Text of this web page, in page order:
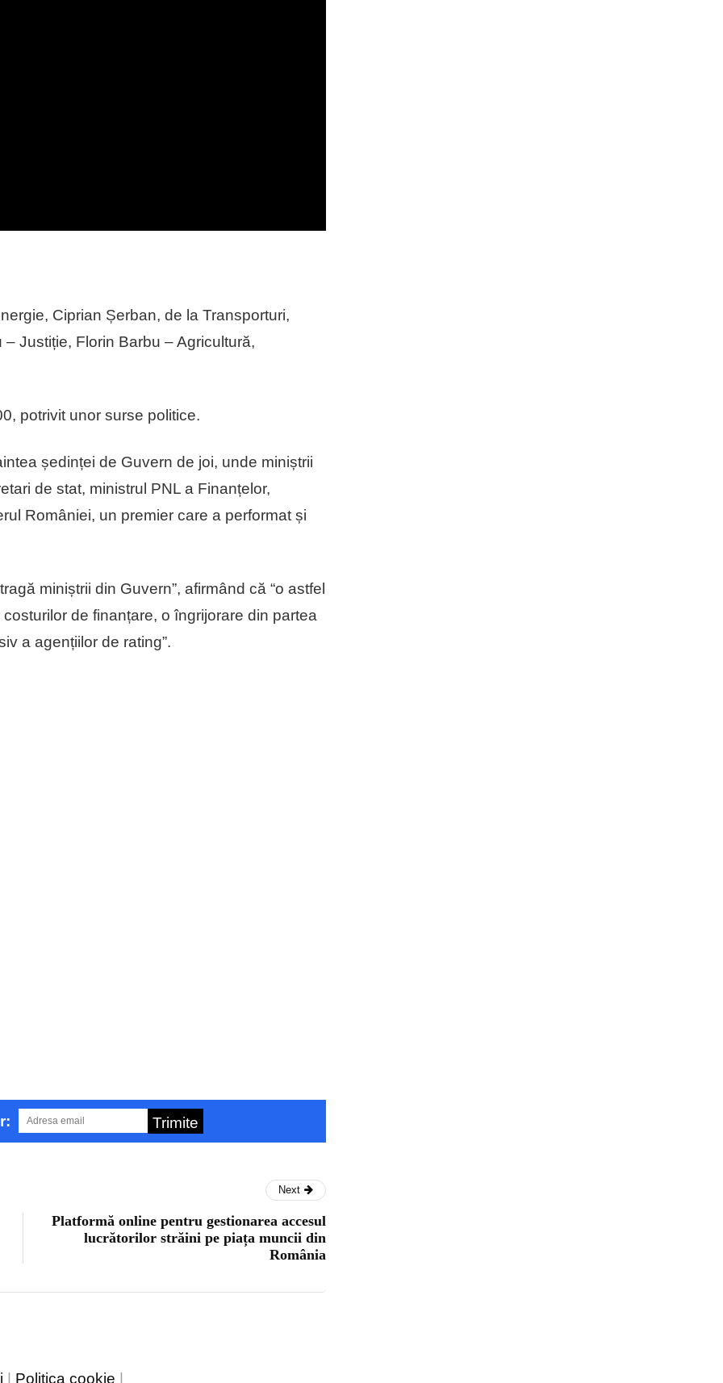
Ciprian Șerban, de la Transporturi,
Justiție, Florin Barbu – Agricultură,
potrivit unor surse politice.
ședinței de Guvern de joi, unde miniștrii
de stat, ministrul PNL a Finanțelor,
României, un premier care a performat și
miniștrii din Guvern”, afirmând că “o astfel
de finanțare, o îngrijorare din partea
a agențiilor de rating”.
Trimite
Next
Platformă online pentru gestionarea accesul
lucrătorilor străini pe piața muncii din
România
Politica cookie